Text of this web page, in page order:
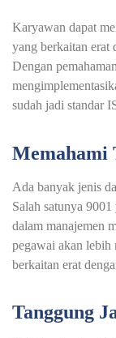
Karyawan dapat
yang berkaitan erat
Dengan
sudah jadi standar
Memahami
Ada banyak jenis
Salah satunya
dalam manajemen
pegawai akan lebih
berkaitan erat
Tanggung